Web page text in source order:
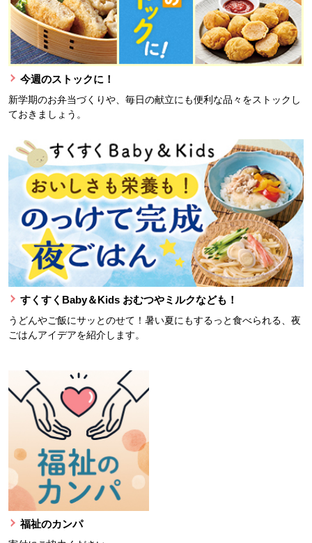
今週のストックに！
新学期のお弁当づくりや、毎日の献立にも便利な品々をストックし
ておきましょう。
すくすくBaby＆Kids おむつやミルクなども！
うどんやご飯にサッとのせて！暑い夏にもするっと食べられる、夜
ごはんアイデアを紹介します。
福祉のカンパ